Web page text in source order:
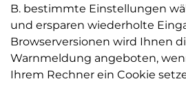
B. bestimmte Einstellungen
und ersparen wiederholte
Browserversionen wird Ihnen
Warnmeldung angeboten,
Ihrem Rechner ein Cookie